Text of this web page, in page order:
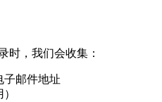
时，我们会收集：
子邮件地址